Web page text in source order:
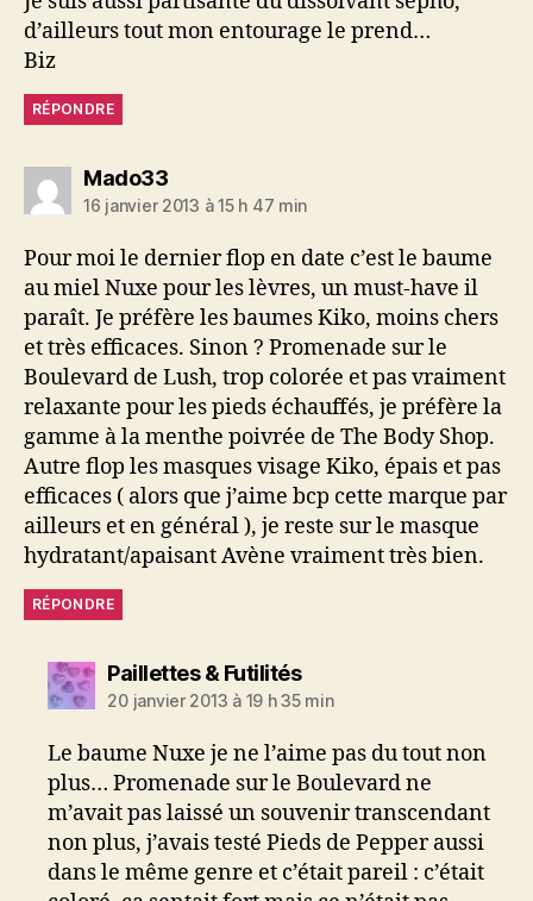
d’ailleurs tout mon entourage le prend…
Biz
RÉPONDRE
Mado33dit :
16 janvier 2013 à 15 h 47 min
Pour moi le dernier flop en date c’est le baume
au miel Nuxe pour les lèvres, un must-have il
paraît. Je préfère les baumes Kiko, moins chers
et très efficaces. Sinon ? Promenade sur le
Boulevard de Lush, trop colorée et pas vraiment
relaxante pour les pieds échauffés, je préfère la
gamme à la menthe poivrée de The Body Shop.
Autre flop les masques visage Kiko, épais et pas
efficaces ( alors que j’aime bcp cette marque par
ailleurs et en général ), je reste sur le masque
hydratant/apaisant Avène vraiment très bien.
RÉPONDRE
Paillettes & Futilitésdit :
20 janvier 2013 à 19 h 35 min
Le baume Nuxe je ne l’aime pas du tout non
plus… Promenade sur le Boulevard ne
m’avait pas laissé un souvenir transcendant
non plus, j’avais testé Pieds de Pepper aussi
dans le même genre et c’était pareil : c’était